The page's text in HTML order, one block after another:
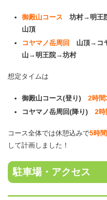
御殿山コース 坊村→明王
山頂
コヤマノ岳周回
山頂→コ
山→明王院→坊村
想定タイムは
御殿山コース(登り) 2時間
コヤマノ岳周回(降り) 2時
コース全体では休憩込みで5時
して計画しました！
駐車場・アクセス